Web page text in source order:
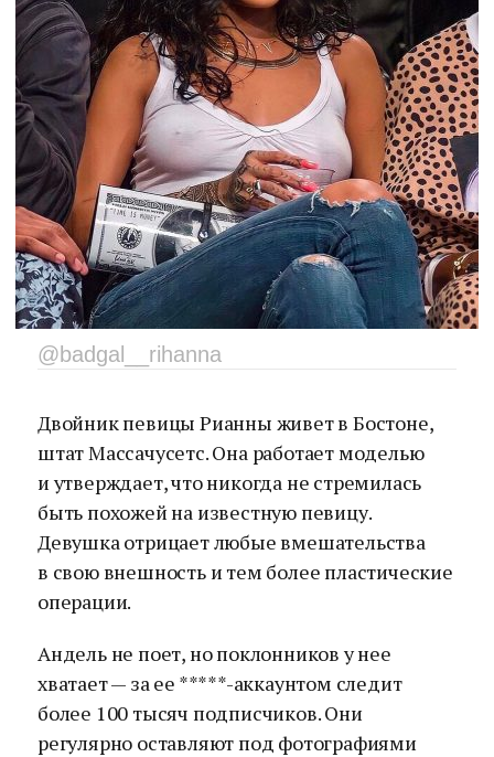
@badgal__rihanna
Двойник певицы Рианны живет в Бостоне,
штат Массачусетс. Она работает моделью
и утверждает, что никогда не стремилась
быть похожей на известную певицу.
Девушка отрицает любые вмешательства
в свою внешность и тем более пластические
операции.
Андель не поет, но поклонников у нее
хватает — за ее *****-аккаунтом следит
более 100 тысяч подписчиков. Они
регулярно оставляют под фотографиями